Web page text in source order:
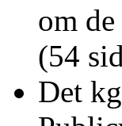
om
(54
Det